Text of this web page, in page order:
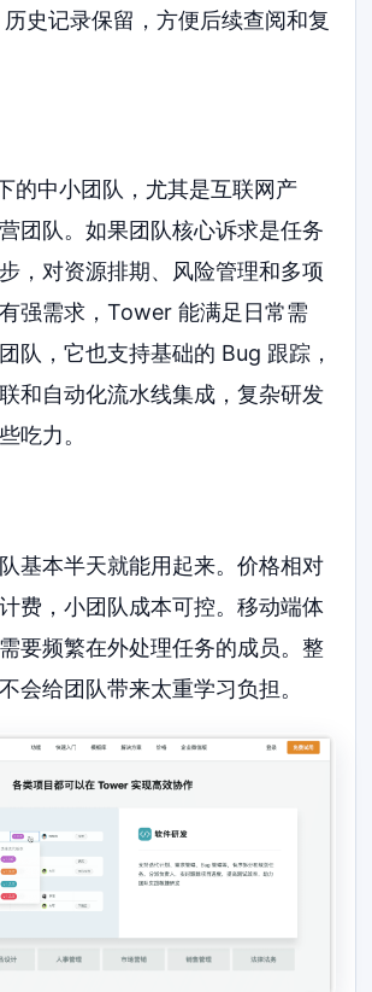
史记录保留，方便后续查阅和复
的中小团队，尤其是互联网产
团队。如果团队核心诉求是任务
，对资源排期、风险管理和多项
强需求，Tower 能满足日常需
队，它也支持基础的 Bug 跟踪，
和自动化流水线集成，复杂研发
吃力。
基本半天就能用起来。价格相对
费，小团队成本可控。移动端体
要频繁在外处理任务的成员。整
会给团队带来太重学习负担。